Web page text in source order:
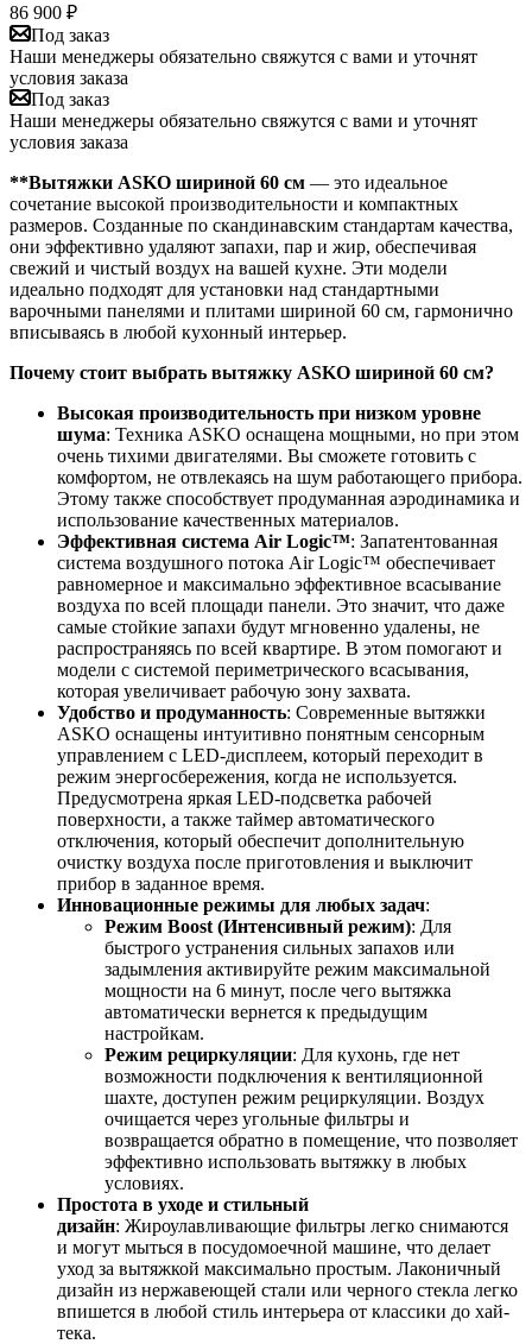
86 900 ₽
Под заказ
Наши менеджеры обязательно свяжутся с вами и уточнят
условия заказа
Под заказ
Наши менеджеры обязательно свяжутся с вами и уточнят
условия заказа
**Вытяжки ASKO шириной 60 см — это идеальное
сочетание высокой производительности и компактных
размеров. Созданные по скандинавским стандартам качества,
они эффективно удаляют запахи, пар и жир, обеспечивая
свежий и чистый воздух на вашей кухне. Эти модели
идеально подходят для установки над стандартными
варочными панелями и плитами шириной 60 см, гармонично
вписываясь в любой кухонный интерьер.
Почему стоит выбрать вытяжку ASKO шириной 60 см?
Высокая производительность при низком уровне
шума: Техника ASKO оснащена мощными, но при этом
очень тихими двигателями. Вы сможете готовить с
комфортом, не отвлекаясь на шум работающего прибора.
Этому также способствует продуманная аэродинамика и
использование качественных материалов.
Эффективная система Air Logic™: Запатентованная
система воздушного потока Air Logic™ обеспечивает
равномерное и максимально эффективное всасывание
воздуха по всей площади панели. Это значит, что даже
самые стойкие запахи будут мгновенно удалены, не
распространяясь по всей квартире. В этом помогают и
модели с системой периметрического всасывания,
которая увеличивает рабочую зону захвата.
Удобство и продуманность: Современные вытяжки
ASKO оснащены интуитивно понятным сенсорным
управлением с LED-дисплеем, который переходит в
режим энергосбережения, когда не используется.
Предусмотрена яркая LED-подсветка рабочей
поверхности, а также таймер автоматического
отключения, который обеспечит дополнительную
очистку воздуха после приготовления и выключит
прибор в заданное время.
Инновационные режимы для любых задач:
Режим Boost (Интенсивный режим): Для
быстрого устранения сильных запахов или
задымления активируйте режим максимальной
мощности на 6 минут, после чего вытяжка
автоматически вернется к предыдущим
настройкам.
Режим рециркуляции: Для кухонь, где нет
возможности подключения к вентиляционной
шахте, доступен режим рециркуляции. Воздух
очищается через угольные фильтры и
возвращается обратно в помещение, что позволяет
эффективно использовать вытяжку в любых
условиях.
Простота в уходе и стильный
дизайн: Жироулавливающие фильтры легко снимаются
и могут мыться в посудомоечной машине, что делает
уход за вытяжкой максимально простым. Лаконичный
дизайн из нержавеющей стали или черного стекла легко
впишется в любой стиль интерьера от классики до хай-
тека.